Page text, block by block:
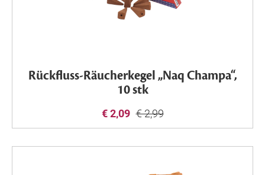
Rückfluss-Räucherkegel „Naq Champa“,
10 stk
€ 2,09 € 2,99